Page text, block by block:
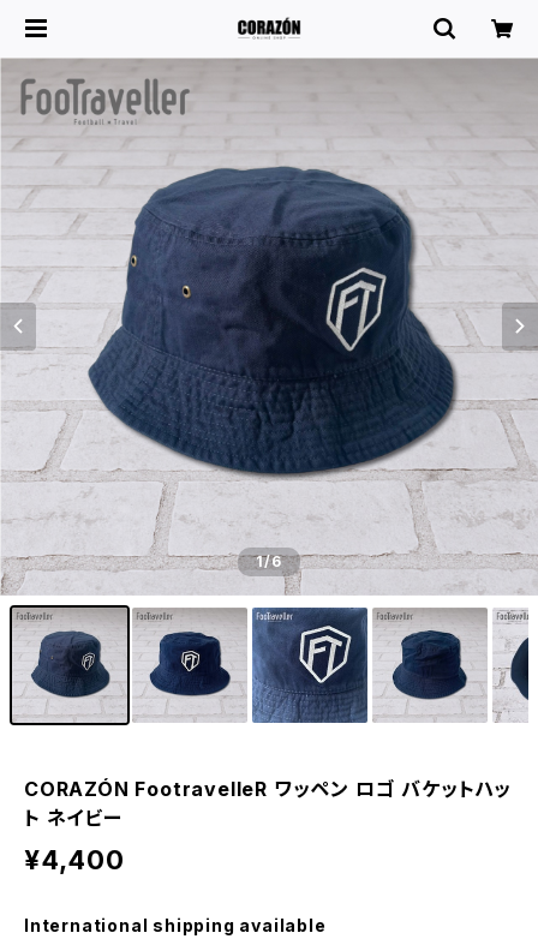
1/6
CORAZÓN FootravelleR ワッペン ロゴ バケットハッ
ト ネイビー
¥4,400
International shipping available